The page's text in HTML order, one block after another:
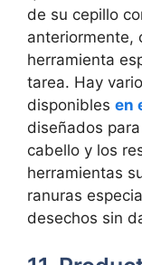
de su cepillo
anteriormente,
herramienta
tarea. Hay
disponibles en
diseñados
cabello y los
herramientas
ranuras
desechos sin